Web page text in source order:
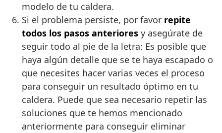
modelo de tu caldera.
Si el problema persiste, por favor repite
todos los pasos anteriores y asegúrate de
seguir todo al pie de la letra: Es posible que
haya algún detalle que se te haya escapado o
que necesites hacer varias veces el proceso
para conseguir un resultado óptimo en tu
caldera. Puede que sea necesario repetir las
soluciones que te hemos mencionado
anteriormente para conseguir eliminar